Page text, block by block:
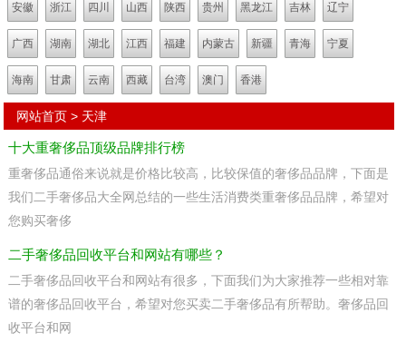
安徽 浙江 四川 山西 陕西 贵州 黑龙江 吉林 辽宁
广西 湖南 湖北 江西 福建 内蒙古 新疆 青海 宁夏
海南 甘肃 云南 西藏 台湾 澳门 香港
网站首页 > 天津
十大重奢侈品顶级品牌排行榜
重奢侈品通俗来说就是价格比较高，比较保值的奢侈品品牌，下面是
我们二手奢侈品大全网总结的一些生活消费类重奢侈品品牌，希望对
您购买奢侈
二手奢侈品回收平台和网站有哪些？
二手奢侈品回收平台和网站有很多，下面我们为大家推荐一些相对靠
谱的奢侈品回收平台，希望对您买卖二手奢侈品有所帮助。奢侈品回
收平台和网